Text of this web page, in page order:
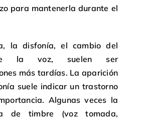
para mantenerla durante el
la disfonía, el cambio del
la voz, suelen ser
más tardías. La aparición
suele indicar un trastorno
Algunas veces la
de timbre (voz tomada,